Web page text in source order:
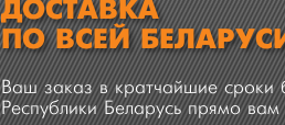
ДОСТАВКА
ПО ВСЕЙ
Ваш заказ в кратчайшие сроки
Республики Беларусь прямо